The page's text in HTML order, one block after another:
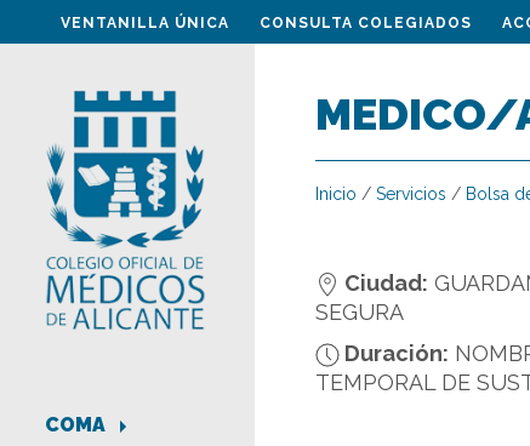
VENTANILLA ÚNICA CONSULTA COLEGIADOS
COMA
MEDICO/
Inicio / Servicios / Bolsa
Ciudad:
SEGURA
Duración:
TEMPORAL DE